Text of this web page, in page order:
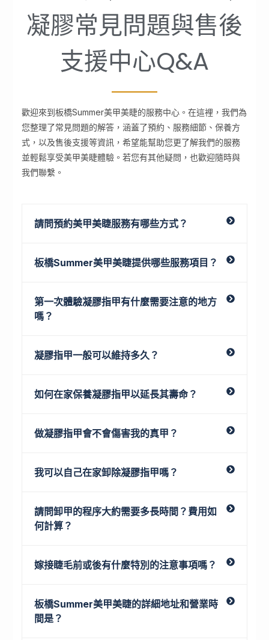
凝膠常見問題與售後
支援中心Q&A
歡迎來到板橋Summer美甲美睫的服務中心。在這裡，我們為
您整理了常見問題的解答，涵蓋了預約、服務細節、保養方
式，以及售後支援等資訊，希望能幫助您更了解我們的服務
並輕鬆享受美甲美睫體驗。若您有其他疑問，也歡迎隨時與
我們聯繫。
請問預約美甲美睫服務有哪些方式？
板橋Summer美甲美睫提供哪些服務項目？
第一次體驗凝膠指甲有什麼需要注意的地方
嗎？
凝膠指甲一般可以維持多久？
如何在家保養凝膠指甲以延長其壽命？
做凝膠指甲會不會傷害我的真甲？
我可以自己在家卸除凝膠指甲嗎？
請問卸甲的程序大約需要多長時間？費用如
何計算？
嫁接睫毛前或後有什麼特別的注意事項嗎？
板橋Summer美甲美睫的詳細地址和營業時
間是？